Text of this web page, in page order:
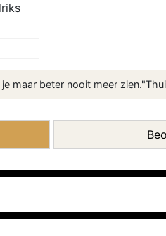
maar beter nooit meer